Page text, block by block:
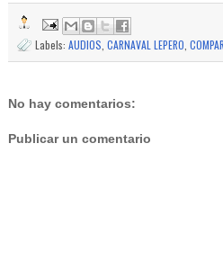
Labels: AUDIOS CARNAVAL LEPERO
No hay comentarios:
Publicar un comentario